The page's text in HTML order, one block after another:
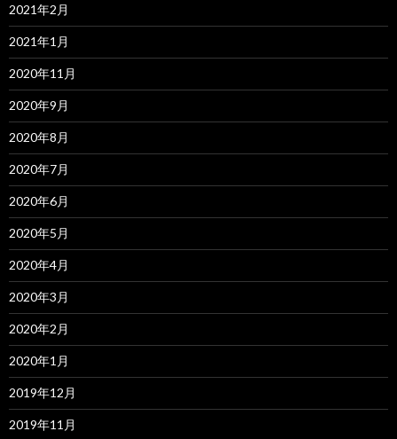
2021年2月
2021年1月
2020年11月
2020年9月
2020年8月
2020年7月
2020年6月
2020年5月
2020年4月
2020年3月
2020年2月
2020年1月
2019年12月
2019年11月